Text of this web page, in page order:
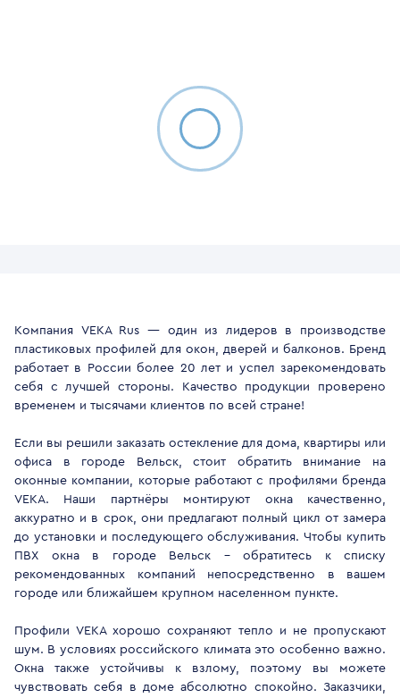
Компания VEKA Rus — один из лидеров в производстве
пластиковых профилей для окон, дверей и балконов. Бренд
работает в России более 20 лет и успел зарекомендовать
себя с лучшей стороны. Качество продукции проверено
временем и тысячами клиентов по всей стране!
Если вы решили заказать остекление для дома, квартиры или
офиса в городе Вельск, стоит обратить внимание на
оконные компании, которые работают с профилями бренда
VEKA. Наши партнёры монтируют окна качественно,
аккуратно и в срок, они предлагают полный цикл от замера
до установки и последующего обслуживания. Чтобы купить
ПВХ окна в городе Вельск - обратитесь к списку
рекомендованных компаний непосредственно в вашем
городе или ближайшем крупном населенном пункте.
Профили VEKA хорошо сохраняют тепло и не пропускают
шум. В условиях российского климата это особенно важно.
Окна также устойчивы к взлому, поэтому вы можете
чувствовать себя в доме абсолютно спокойно. Заказчики,